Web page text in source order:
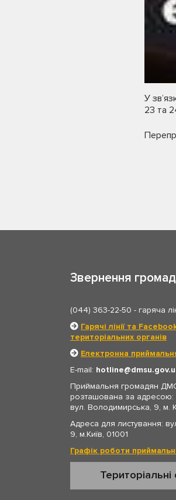
У
23 та
Звернення
(044) 363-22-50 - гаряча
Гарячі лінії та
територіальних органів
Електронна
E-mail: hotline
Приймальня громадян
розташована за адресою:
вул. Володимирська, 9, м.
Адреса для листування:
9, м.Київ, 01001
Графік роботи
Територіальні